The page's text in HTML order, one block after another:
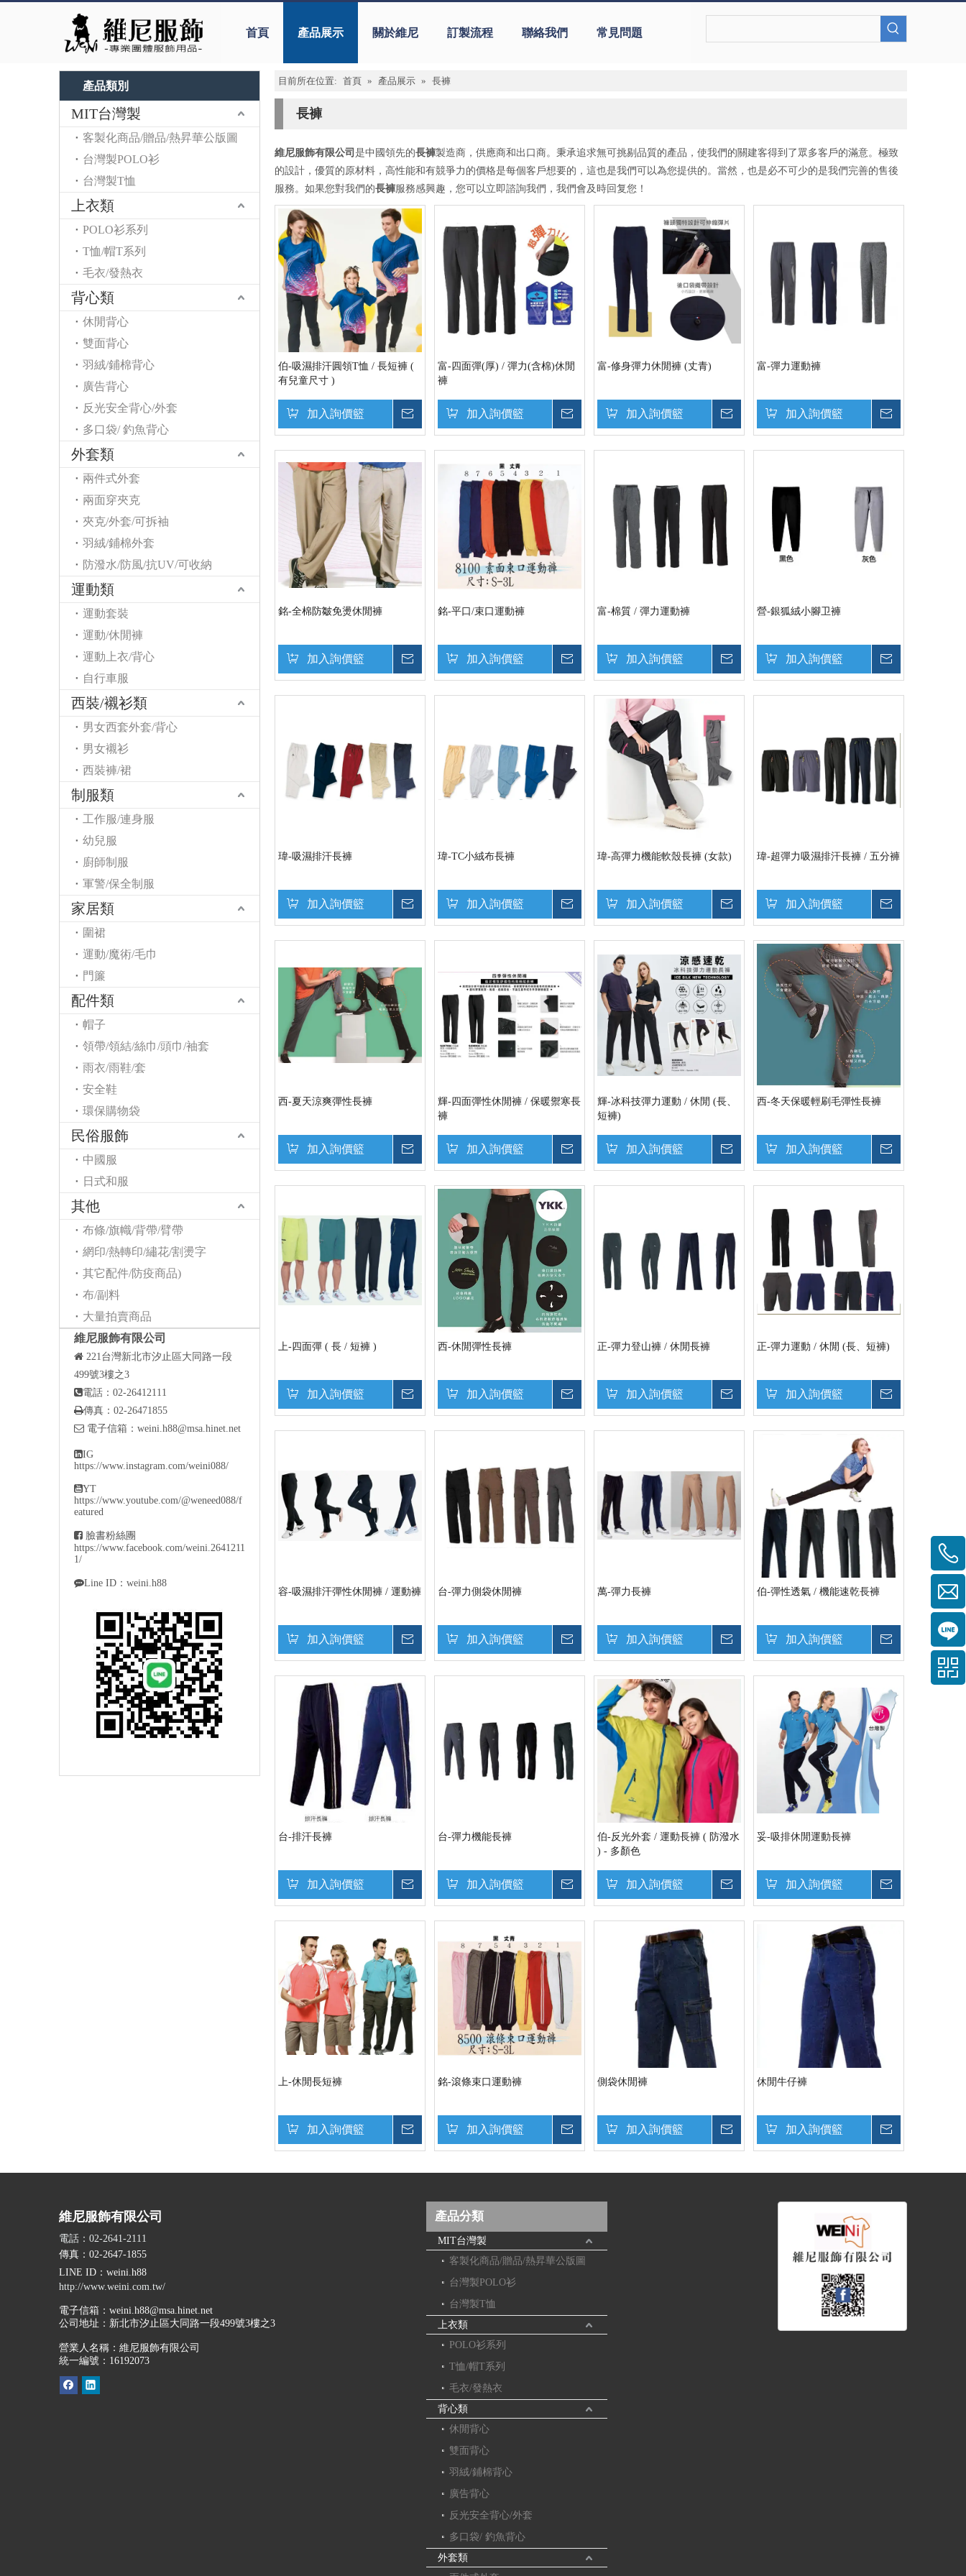
首頁 產品展示 關於維尼 訂製流程 聯絡我們 常見問題
產品類別
MIT台灣製
客製化商品/贈品/熱昇華公版圖
台灣製POLO衫
台灣製T恤
上衣類
POLO衫系列
T恤/帽T系列
毛衣/發熱衣
背心類
休閒背心
雙面背心
羽絨/鋪棉背心
廣告背心
反光安全背心/外套
多口袋/ 釣魚背心
外套類
兩件式外套
兩面穿夾克
夾克/外套/可拆袖
羽絨/鋪棉外套
防潑水/防風/抗UV/可收納
運動類
運動套裝
運動/休閒褲
運動上衣/背心
自行車服
西裝/襯衫類
男女西套外套/背心
男女襯衫
西裝褲/裙
制服類
工作服/連身服
幼兒服
廚師制服
軍警/保全制服
家居類
圍裙
運動/魔術/毛巾
門簾
配件類
帽子
領帶/領結/絲巾/頭巾/袖套
雨衣/雨鞋/套
安全鞋
環保購物袋
民俗服飾
中國服
日式和服
其他
布條/旗幟/背帶/臂帶
網印/熱轉印/繡花/割燙字
其它配件/防疫商品)
布/副料
大量拍賣商品
維尼服飾有限公司
 221台灣新北市汐止區大同路一段
499號3樓之3
電話：02-26412111
傳真：02-26471855
 電子信箱： weini.h88@msa.hinet.net
IG
https://www.instagram.com/weini088/
YT
https://www.youtube.com/@weneed088/f
eatured
 臉書粉絲團
https://www.facebook.com/weini.2641211
1/
Line ID：weini.h88
目前所在位置: 首頁 » 產品展示 » 長褲
長褲
維尼服飾有限公司 是中國領先的長褲製造商，供應商和出口商。秉承追求無可挑剔品質的產品，使我們的關建客得到了眾多客戶的滿意。極致
的設計，優質的原材料，高性能和有競爭力的價格是每個客戶想要的，這也是我們可以為您提供的。當然，也是必不可少的是我們完善的售後
服務。如果您對我們的長褲服務感興趣，您可以立即諮詢我們，我們會及時回复您！
伯-吸濕排汗圓領T恤 / 長短褲 (
有兒童尺寸 )
加入詢價籃
富-四面彈(厚) / 彈力(含棉)休閒
褲
加入詢價籃
富-修身彈力休閒褲 (丈青)
加入詢價籃
富-彈力運動褲
加入詢價籃
銘-全棉防皺免燙休閒褲
加入詢價籃
銘-平口/束口運動褲
加入詢價籃
富-棉質 / 彈力運動褲
加入詢價籃
營-銀狐絨小腳卫褲
加入詢價籃
瑋-吸濕排汗長褲
加入詢價籃
瑋-TC小絨布長褲
加入詢價籃
瑋-高彈力機能軟殼長褲 (女款)
加入詢價籃
瑋-超彈力吸濕排汗長褲 / 五分褲
加入詢價籃
西-夏天涼爽彈性長褲
加入詢價籃
輝-四面彈性休閒褲 / 保暖禦寒長
褲
加入詢價籃
輝-冰科技彈力運動 / 休閒 (長、
短褲)
加入詢價籃
西-冬天保暖輕刷毛彈性長褲
加入詢價籃
上-四面彈 ( 長 / 短褲 )
加入詢價籃
西-休閒彈性長褲
加入詢價籃
正-彈力登山褲 / 休閒長褲
加入詢價籃
正-彈力運動 / 休閒 (長、短褲)
加入詢價籃
容-吸濕排汗彈性休閒褲 / 運動褲
加入詢價籃
台-彈力側袋休閒褲
加入詢價籃
萬-彈力長褲
加入詢價籃
伯-彈性透氣 / 機能速乾長褲
加入詢價籃
台-排汗長褲
加入詢價籃
台-彈力機能長褲
加入詢價籃
伯-反光外套 / 運動長褲 ( 防潑水
) - 多顏色
加入詢價籃
妥-吸排休閒運動長褲
加入詢價籃
上-休閒長短褲
加入詢價籃
銘-滾條束口運動褲
加入詢價籃
側袋休閒褲
加入詢價籃
休閒牛仔褲
加入詢價籃
維尼服飾有限公司
電話：02-2641-2111
傳真：02-2647-1855
LINE ID ：weini.h88
http://www.weini.com.tw/
電子信箱： weini.h88@msa.hinet.net
公司地址： 新北市汐止區大同路一段499號3樓之3
營業人名稱：維尼服飾有限公司
統一編號：16192073
產品分類
MIT台灣製
客製化商品/贈品/熱昇華公版圖
台灣製POLO衫
台灣製T恤
上衣類
POLO衫系列
T恤/帽T系列
毛衣/發熱衣
背心類
休閒背心
雙面背心
羽絨/鋪棉背心
廣告背心
反光安全背心/外套
多口袋/ 釣魚背心
外套類